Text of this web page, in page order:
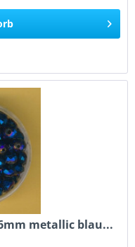
metallic blau...